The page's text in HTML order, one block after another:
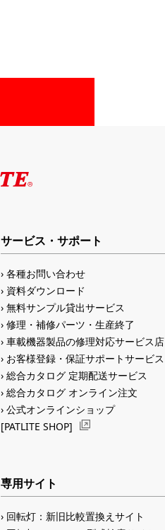
サービス・サポート
各種お問い合わせ
資料ダウンロード
無料サンプル貸出サービス
修理・補修パーツ・生産終了
車載機器製品の修理対応サービス店
お客様登録・保証サポートサービス
総合カタログ 定期配送サービス
総合カタログ オンライン注文
公式オンラインショップ
[PATLITE SHOP]
専用サイト
回転灯：新旧比較置換えサイト